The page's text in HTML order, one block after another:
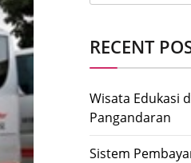
RECENT
Wisata Edukasi
Pangandaran
Sistem